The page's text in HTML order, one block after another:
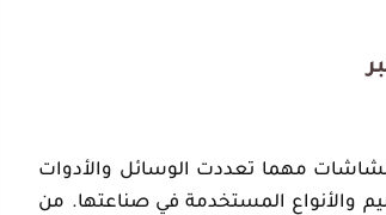
مهما تعددت الوسائل والأدوات
والأنواع المستخدمة في صناعتها. من
لينا المنصور
الدمام، حي